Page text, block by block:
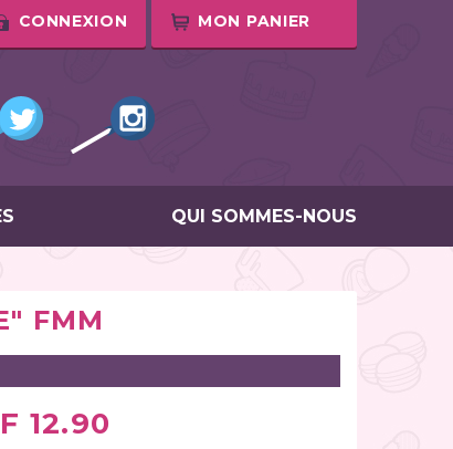
CONNEXION MON PANIER
QUI SOMMES-NOUS
FMM
12.90